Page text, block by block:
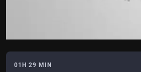
01H 29 MIN